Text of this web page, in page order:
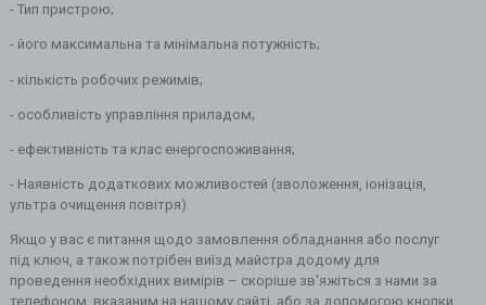
- Тип пристрою;
- його максимальна та мінімальна потужність;
- кількість робочих режимів;
- особливість управління приладом;
- ефективність та клас енергоспоживання;
- Наявність додаткових можливостей (зволоження, іонізація,
ультра очищення повітря).
Якщо у вас є питання щодо замовлення обладнання або послуг
під ключ, а також потрібен виїзд майстра додому для
проведення необхідних вимірів – скоріше зв'яжіться з нами за
телефоном, вказаним на нашому сайті, або за допомогою кнопки